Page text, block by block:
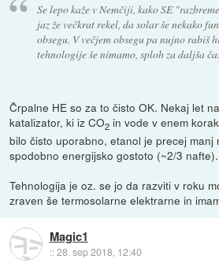
Se lepo kaže v Nemčiji, kako SE
jaz že večkrat rekel, da solar še nekako
obsegu. V večjem obsegu pa nujno rabiš
tehnologije še nimamo, sploh za daljša
Črpalne HE so za to čisto OK. Nekaj let
katalizator, ki iz CO2 in vode v enem
bilo čisto uporabno, etanol je precej
spodobno energijsko gostoto (~2/3 nafte).
Tehnologija je oz. se jo da razviti v roku
zraven še termosolarne elektrarne in
Magic1
::28. sep 2018, 12:40